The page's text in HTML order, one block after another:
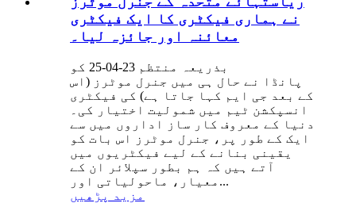
نے ہماری فیکٹری کا ایک فیکٹری
معائنہ اور جائزہ لیا۔
بذریعہ منتظم 23-04-25 کو
پانڈا نے حال ہی میں جنرل موٹرز (اس
کے بعد جی ایم کہا جاتا ہے) کی فیکٹری
انسپکشن ٹیم میں شمولیت اختیار کی۔
دنیا کے معروف کار ساز اداروں میں سے
ایک کے طور پر، جنرل موٹرز اس بات کو
یقینی بنانے کے لیے فیکٹریوں میں
آتے ہیں کہ ہم بطور سپلائر ان کے
معیار، ماحولیاتی اور...
مزید پڑھیں